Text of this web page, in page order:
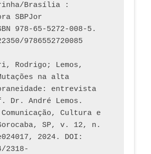
Brasília :
SBPJor
978-65-5272-008-5.
9786552720085
Rodrigo; Lemos,
na alta
entrevista
Dr. André Lemos.
Cultura e
SP, v. 12, n.
2024. DOI:
2318-